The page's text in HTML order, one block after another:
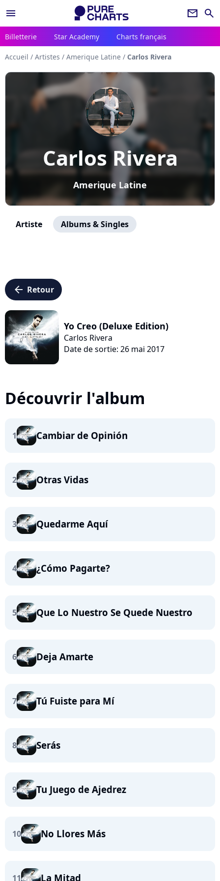
menu newsletter search
Billetterie Star Academy Charts français
Accueil / Artistes / Amerique Latine / Carlos Rivera
Carlos Rivera
Amerique Latine
Artiste Albums & Singles
arrow_left Retour
Yo Creo (Deluxe Edition)
Carlos Rivera
Date de sortie: 26 mai 2017
Découvrir l'album
1 Cambiar de Opinión
2 Otras Vidas
3 Quedarme Aquí
4 ¿Cómo Pagarte?
5 Que Lo Nuestro Se Quede Nuestro
6 Deja Amarte
7 Tú Fuiste para Mí
8 Serás
9 Tu Juego de Ajedrez
10 No Llores Más
11 La Mitad